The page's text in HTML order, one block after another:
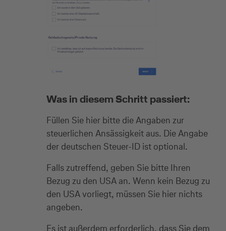
Was in diesem Schritt passiert:
Füllen Sie hier bitte die Angaben zur
steuerlichen Ansässigkeit aus. Die Angabe
der deutschen Steuer-ID ist optional.
Falls zutreffend, geben Sie bitte Ihren
Bezug zu den USA an. Wenn kein Bezug zu
den USA vorliegt, müssen Sie hier nichts
angeben.
Es ist außerdem erforderlich, dass Sie dem